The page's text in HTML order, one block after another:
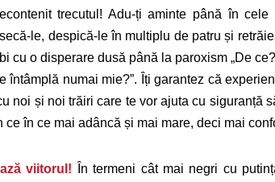
trecutul! Adu-ți aminte până în
le, despică-le în multiplu de patru și
cu o disperare dusă până la paroxism „De
întâmplă numai mie?”. Îți garantez că
noi și noi trăiri care te vor ajuta cu siguranță
ce în ce mai adâncă și mai mare, deci mai
viitorul! În termeni cât mai negri cu